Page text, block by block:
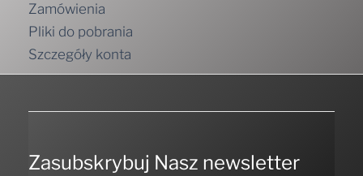
Zamówienia
Pliki do pobrania
Szczegóły konta
Zasubskrybuj Nasz newsletter